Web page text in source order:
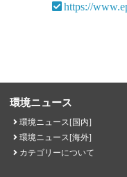
https://
環境ニュース
環境ニュース[国内]
環境ニュース[海外]
カテゴリーについて